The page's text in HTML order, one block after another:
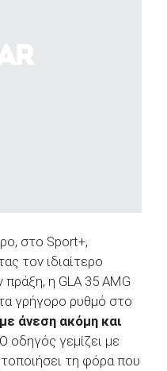
στο Sport+,
τον ιδιαίτερο
η GLA 35 AMG
γρήγορο ρυθμό στο
άνεση ακόμη και
. Ο οδηγός γεμίζει με
τη φόρα που